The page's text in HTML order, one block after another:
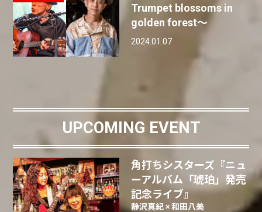
Trumpet blossoms in
golden forest〜
2024.01.07
UPCOMING EVENT
角打ちシスターズ『ニュ
ーアルバム「琥珀」発売
記念ライブ』
静沢真紀 × 和田八美